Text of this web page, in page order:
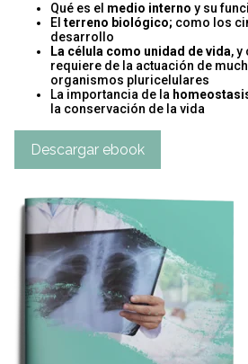
Qué es el medio interno y su
El terreno biológico; como los
desarrollo
La célula como unidad de vida,
requiere de la actuación de
organismos pluricelulares
La importancia de la
la conservación de la vida
Descargar ebook